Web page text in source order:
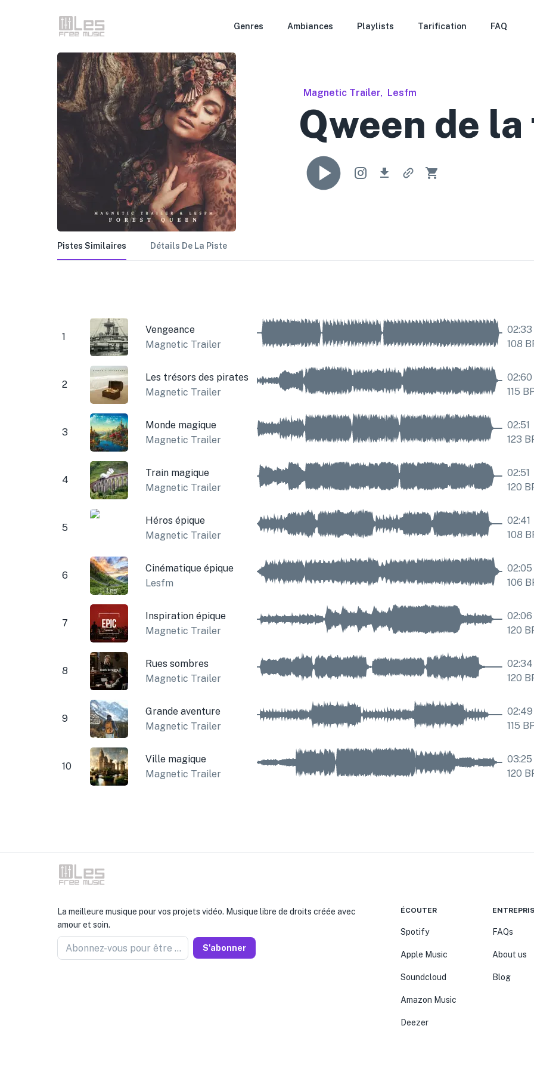
Genres Ambiances Playlists Tarification FAQ
Magnetic Trailer, Lesfm
Qween de
Pistes Similaires Détails De La Piste
1
Vengeance
Magnetic Trailer
02:33
108
2
Les trésors des pirates
Magnetic Trailer
02:60
115
3
Monde magique
Magnetic Trailer
02:51
123
4
Train magique
Magnetic Trailer
02:51
120
5
Héros épique
Magnetic Trailer
02:41
108
6
Cinématique épique
Lesfm
02:05
106
7
Inspiration épique
Magnetic Trailer
02:06
120
8
Rues sombres
Magnetic Trailer
02:34
120
9
Grande aventure
Magnetic Trailer
02:49
115
10
Ville magique
Magnetic Trailer
03:25
120
La meilleure musique pour vos projets vidéo. Musique libre de droits créée avec
amour et soin.
Abonnez-vous pour être informé S'abonner
ÉCOUTER
Spotify
Apple Music
Soundcloud
Amazon Music
Deezer
FAQs
About us
Blog